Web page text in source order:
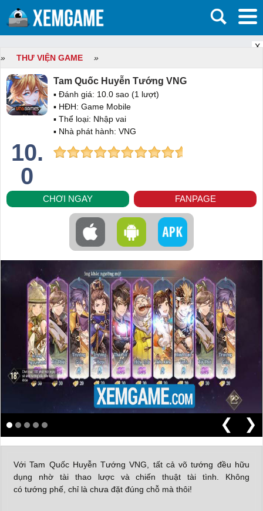
X
»
THƯ VIỆN GAME »
Tam Quốc Huyễn Tướng VNG
▪ Đánh giá: 10.0 sao (1 lượt)
▪ HĐH: Game Mobile
▪ Thể loại: Nhập vai
▪ Nhà phát hành: VNG
10.
0
CHƠI NGAY FANPAGE
❮ ❯
Với Tam Quốc Huyễn Tướng VNG, tất cả võ tướng đều hữu
dụng nhờ tài thao lược và chiến thuật tài tình. Không
có tướng phế, chỉ là chưa đặt đúng chỗ mà thôi!